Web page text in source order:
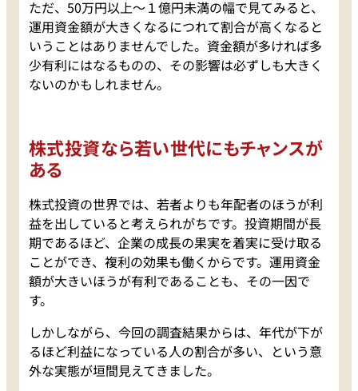
ただ、50万円以上～１億円未満の幅で見てみると、
運用資金額が大きくなるにつれて割合が高くなると
いうことはありませんでした。資金額が多ければ多
少有利にはなるものの、その影響は必ずしも大きく
ないのかもしれません。
株式投資なら若い世代にもチャンスが
ある
株式投資の世界では、若者よりも年配者のほうが利
益を出していると考えられがちです。投資期間が長
期であるほど、企業の成長の果実を着実に受け取る
ことができ、複利の効果も働くからです。運用資金
額が大きいほうが有利であることも、その一因で
す。
しかしながら、今回の調査結果からは、年代が下が
るほど利益になっている人の割合が多い、という意
外な実態が垣間見えてきました。